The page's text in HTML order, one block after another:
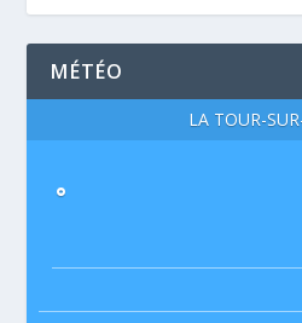
MÉTÉO
LA TOUR-
°